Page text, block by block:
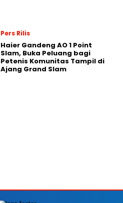
Pers Rilis
Haier Gandeng AO 1 Point
Slam, Buka Peluang bagi
Petenis Komunitas Tampil di
Ajang Grand Slam